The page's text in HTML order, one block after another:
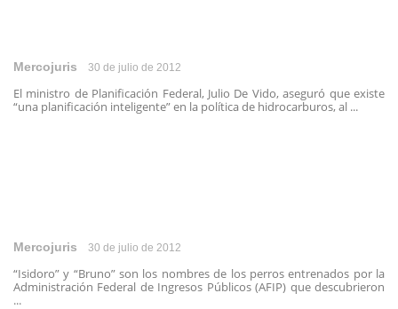
Mercojuris 30 de julio de 2012
El ministro de Planificación Federal, Julio De Vido, aseguró que existe
“una planificación inteligente” en la política de hidrocarburos, al ...
Mercojuris 30 de julio de 2012
“Isidoro” y “Bruno” son los nombres de los perros entrenados por la
Administración Federal de Ingresos Públicos (AFIP) que descubrieron
...